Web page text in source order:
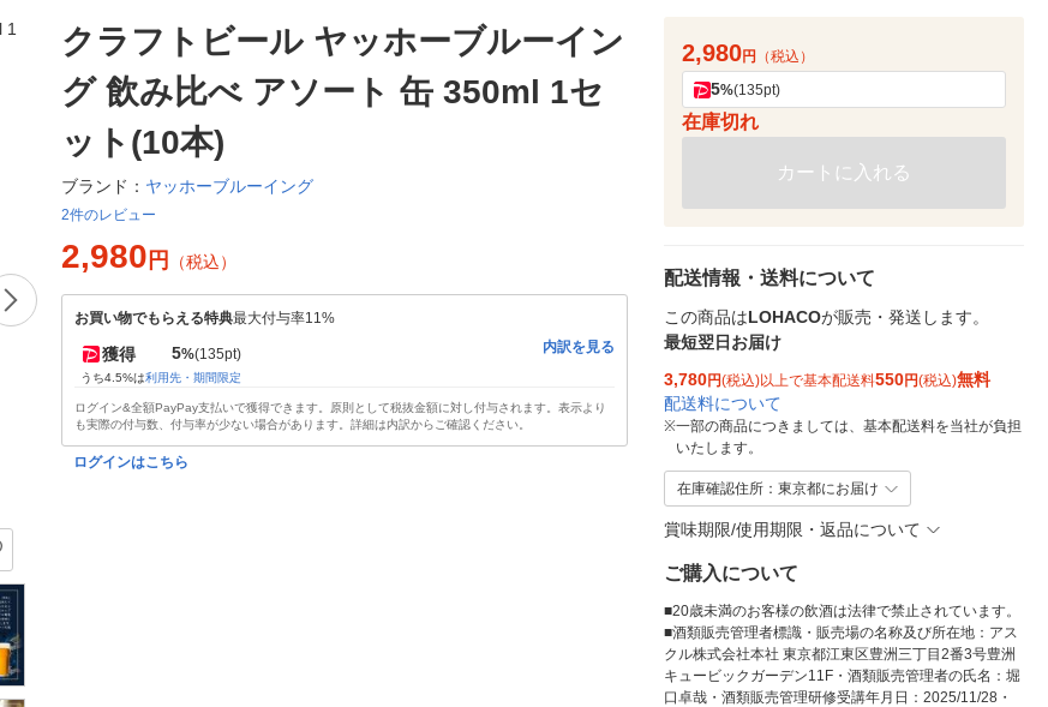
クラフトビール ヤッホーブルーイン
グ 飲み比べ アソート 缶 350ml 1セ
ット(10本)
ブランド： ヤッホーブルーイング
2件のレビュー
2,980 円 （税込）
お買い物でもらえる特典最大付与率11%
獲得 5%(135pt)
うち4.5%は利用先・期間限定
内訳を見る
ログイン&全額PayPay支払いで獲得できます。原則として税抜金額に対し付与されます。表示より
も実際の付与数、付与率が少ない場合があります。詳細は内訳からご確認ください。
ログインはこちら
2,980円 （税込）
5%(135pt)
在庫切れ
カートに入れる
配送情報・送料について
この商品はLOHACOが販売・発送します。
最短翌日お届け
3,780円(税込)以上で基本配送料550円(税込)無料
配送料について
※一部の商品につきましては、基本配送料を当社が負担
いたします。
在庫確認住所：東京都にお届け
賞味期限/使用期限・返品について
ご購入について
■20歳未満のお客様の飲酒は法律で禁止されています。
■酒類販売管理者標識・販売場の名称及び所在地：アス
クル株式会社本社 東京都江東区豊洲三丁目2番3号豊洲
キュービックガーデン11F・酒類販売管理者の氏名：堀
口卓哉・酒類販売管理研修受講年月日：2025/11/28・